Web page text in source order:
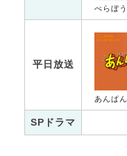
平日放送
あんぱん
SPドラマ